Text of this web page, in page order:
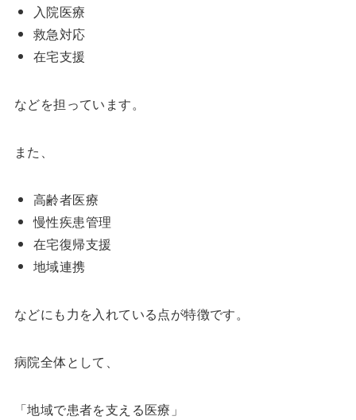
入院医療
救急対応
在宅支援
などを担っています。
また、
高齢者医療
慢性疾患管理
在宅復帰支援
地域連携
などにも力を入れている点が特徴です。
病院全体として、
「地域で患者を支える医療」